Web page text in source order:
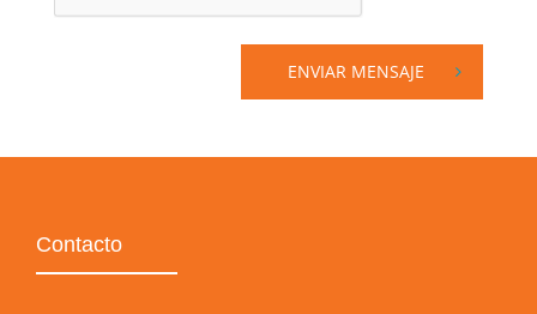
ENVIAR MENSAJE
Contacto